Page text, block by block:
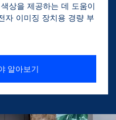
상을 제공하는 데 도움이
자 이미징 장치용 경량 부
알아보기